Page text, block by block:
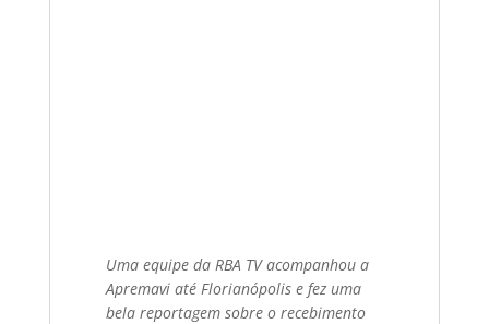
Uma equipe da RBA TV acompanhou a
Apremavi até Florianópolis e fez uma
bela reportagem sobre o recebimento